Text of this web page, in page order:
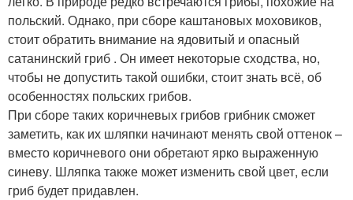
польский. Однако, при сборе каштановых моховиков,
стоит обратить внимание на ядовитый и опасный
сатанинский гриб . Он имеет некоторые сходства, но,
чтобы не допустить такой ошибки, стоит знать всё, об
особенностях польских грибов.
При сборе таких коричневых грибов грибник сможет
заметить, как их шляпки начинают менять свой оттенок –
вместо коричневого они обретают ярко выраженную
синеву. Шляпка также может изменить свой цвет, если
гриб будет придавлен.